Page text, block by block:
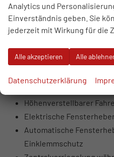
Beleuchteter
Lederlenkrad
Sportliche Vordersitze
Metallisch wirkende
Ambientebeleuchtung
Einparkhilfe hinten
Höhenverstellbarer
Elektrische
Automatische
Einklemmschutz
Analytics und
Einverständnis geben. Sie
jederzeit mit Wirkung für die
Alle akzeptieren Alle
Datenschutzerklärung